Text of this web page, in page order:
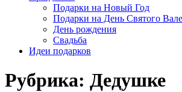
Подарки на Новый Год
Подарки на День Святого
День рождения
Свадьба
Идеи подарков
Рубрика: Дедушке